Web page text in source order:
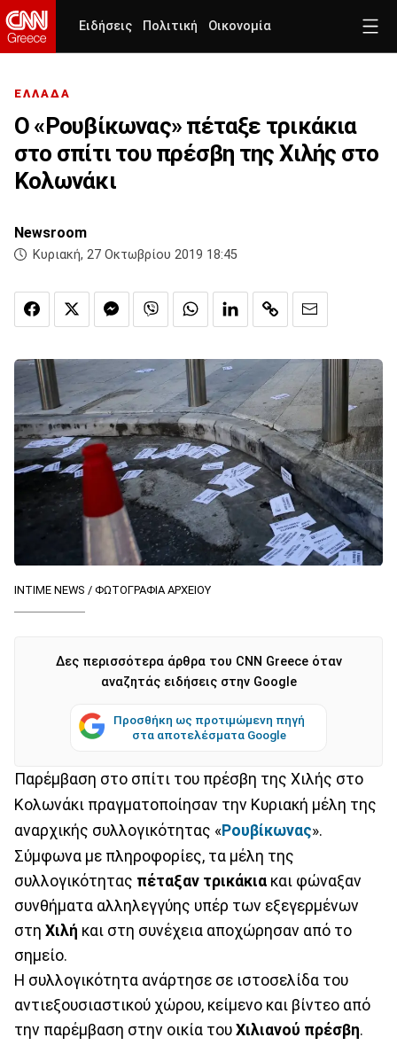
Ειδήσεις Πολιτική Οικονομία
ΕΛΛΑΔΑ
Ο «Ρουβίκωνας» πέταξε τρικάκια
στο σπίτι του πρέσβη της Χιλής στο
Κολωνάκι
Newsroom
Κυριακή, 27 Οκτωβρίου 2019 18:45
INTIME NEWS / ΦΩΤΟΓΡΑΦΙΑ ΑΡΧΕΙΟΥ
Δες περισσότερα άρθρα του CNN Greece όταν
αναζητάς ειδήσεις στην Google
Προσθήκη ως προτιμώμενη πηγή
στα αποτελέσματα Google
Παρέμβαση στο σπίτι του πρέσβη της Χιλής στο
Κολωνάκι πραγματοποίησαν την Κυριακή μέλη της
αναρχικής συλλογικότητας «Ρουβίκωνας».
Σύμφωνα με πληροφορίες, τα μέλη της
συλλογικότητας πέταξαν τρικάκια και φώναξαν
συνθήματα αλληλεγγύης υπέρ των εξεγερμένων
στη Χιλή και στη συνέχεια αποχώρησαν από το
σημείο.
Η συλλογικότητα ανάρτησε σε ιστοσελίδα του
αντιεξουσιαστικού χώρου, κείμενο και βίντεο από
την παρέμβαση στην οικία του Χιλιανού πρέσβη.